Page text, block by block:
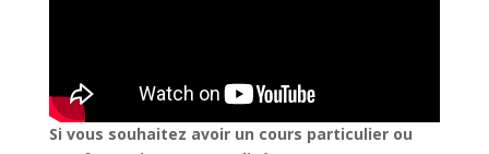
Si vous souhaitez avoir un cours particulier ou